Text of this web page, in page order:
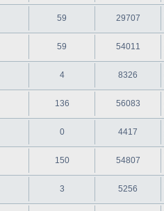
59 29707
59 54011
4 8326
136 56083
0 4417
150 54807
3 5256